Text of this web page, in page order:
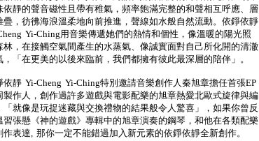
依靜的聲音磁性且帶有稚氣，頻率飽滿完整的和聲相互呼應、層
疊，彷彿海浪溫柔地向前推進，聲線如水般自然流動。依錚依靜
Yi-Ching用音樂傳遞她們的熱情和個性，像溫暖的陽光照
林，在接觸空氣間產生的水蒸氣、像誠實面對自己所化開的清澈
，「在更美的以後來臨前，我們都擁有彼此最深層的陪伴」。
依靜 Yi-Cheng Yi-Ching特別邀請音樂創作人秦旭章擔任首張EP
製作人，創作過許多遊戲與電影配樂的旭章熱愛北歐式旋律與編
「就像是玩捉迷藏與交換禮物的結果般令人驚喜」，如果你曾反
習張懸《神的遊戲》專輯中的旭章演奏的鋼琴，和他在各類配樂
作表達, 那你一定不能錯過加入新元素的依錚依靜全新創作。